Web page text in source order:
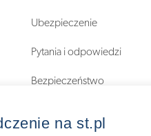
Ubezpieczenie
Pytania i odpowiedzi
Bezpieczeństwo
na st.pl